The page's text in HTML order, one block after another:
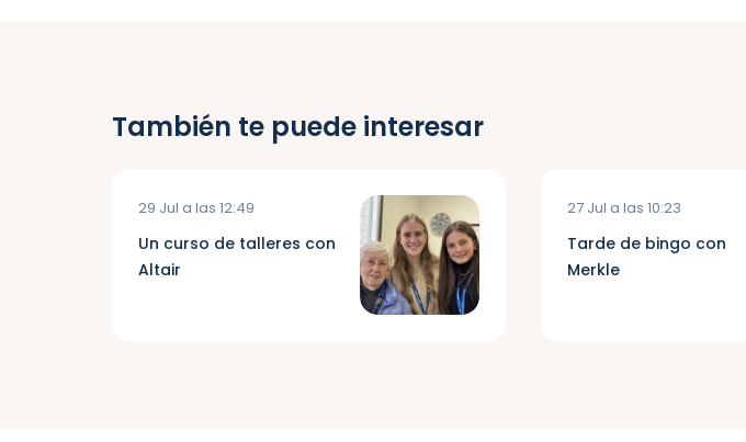
También te puede interesar
29 Jul a las 12:49
Un curso de talleres con
Altair
27 Jul a las 10:23
Tarde de bingo con
Merkle